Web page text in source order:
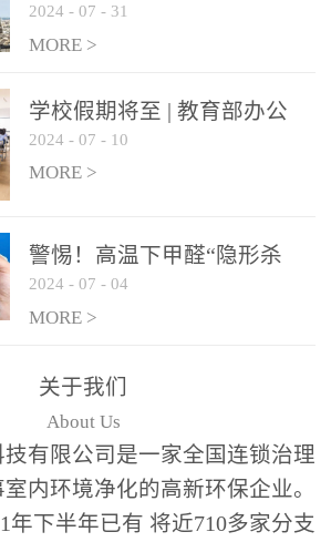
宿风波：优吸环保共建健康
绿色家居
2024 - 07 - 31
MORE >
学校假期将至 | 教育部办公
厅关于加强学校新建校舍室
内空气质量管理通知
2024 - 07 - 10
MORE >
警惕！高温下甲醛“隐形杀
手”来袭，你的家安全吗？
2024 - 07 - 04
MORE >
关于我们
About Us
有限公司是一家全国连锁治理
内环境净化的高新环保企业。
年下半年已有 将近710多家分支